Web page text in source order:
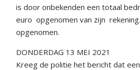
is door onbekenden een totaal
euro opgenomen van zijn
opgenomen.
DONDERDAG 13 MEI 2021
Kreeg de politie het bericht dat